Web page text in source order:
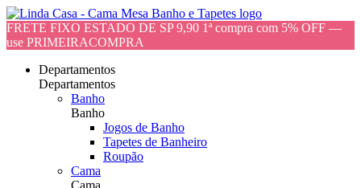
FRETE FIXO ESTADO DE SP 9,90 1ª compra com 5% OFF —
use PRIMEIRACOMPRA
Departamentos
Departamentos
Banho
Banho
Jogos de Banho
Tapetes de Banheiro
Roupão
Cama
Cama